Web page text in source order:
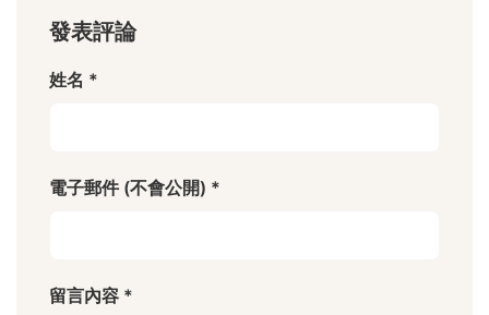
發表評論
姓名 *
電子郵件 (不會公開) *
留言內容 *